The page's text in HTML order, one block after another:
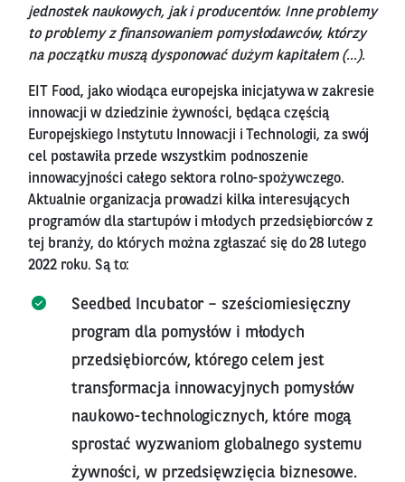
jednostek naukowych, jak i producentów. Inne problemy
to problemy z finansowaniem pomysłodawców, którzy
na początku muszą dysponować dużym kapitałem (…).
EIT Food, jako wiodąca europejska inicjatywa w zakresie
innowacji w dziedzinie żywności, będąca częścią
Europejskiego Instytutu Innowacji i Technologii, za swój
cel postawiła przede wszystkim podnoszenie
innowacyjności całego sektora rolno-spożywczego.
Aktualnie organizacja prowadzi kilka interesujących
programów dla startupów i młodych przedsiębiorców z
tej branży, do których można zgłaszać się do 28 lutego
2022 roku. Są to:
Seedbed Incubator – sześciomiesięczny
program dla pomysłów i młodych
przedsiębiorców, którego celem jest
transformacja innowacyjnych pomysłów
naukowo-technologicznych, które mogą
sprostać wyzwaniom globalnego systemu
żywności, w przedsięwzięcia biznesowe.